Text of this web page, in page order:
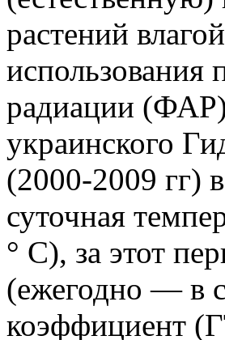
растений
использования
радиации
украинского
(2000-2009 гг)
суточная
° С), за этот
(ежегодно — в
коэффициент